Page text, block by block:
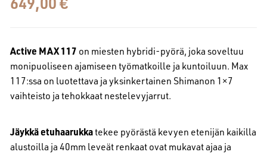
Active MAX 117 on miesten hybridi-pyörä, joka soveltuu
monipuoliseen ajamiseen työmatkoille ja kuntoiluun. Max
117:ssa on luotettava ja yksinkertainen Shimanon 1×7
vaihteisto ja tehokkaat nestelevyjarrut.
Jäykkä etuhaarukkatekee pyörästä kevyen etenijän kaikilla
alustoilla ja 40mm leveät renkaat ovat mukavat ajaa ja